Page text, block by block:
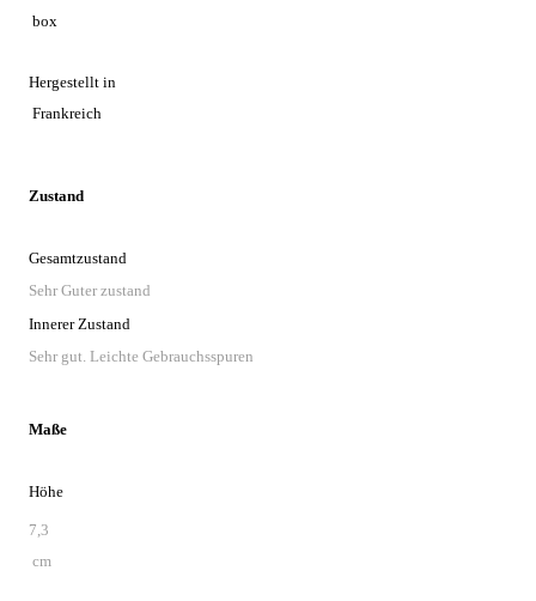
box
Hergestellt in
Frankreich
Zustand
Gesamtzustand
Sehr Guter zustand
Innerer Zustand
Sehr gut. Leichte Gebrauchsspuren
Maße
Höhe
7,3
cm